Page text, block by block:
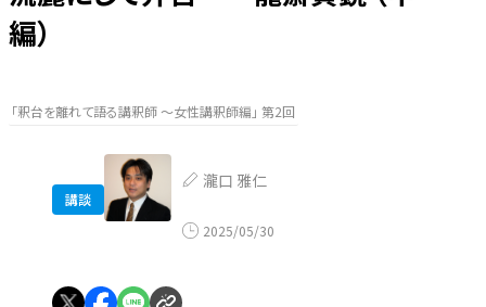
編）
「釈台を離れて語る講釈師 ～女性講釈師編」 第2回
講談
瀧口 雅仁
2025/05/30